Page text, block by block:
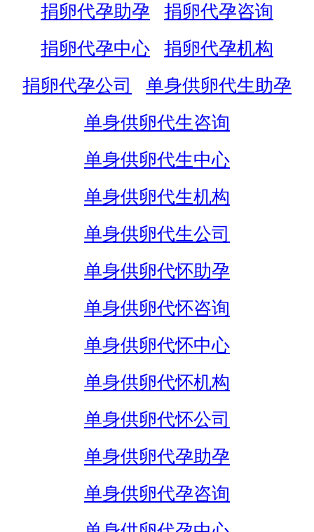
捐卵代孕助孕
捐卵代孕咨询
捐卵代孕中心
捐卵代孕机构
捐卵代孕公司
单身供卵代生助孕
单身供卵代生咨询
单身供卵代生中心
单身供卵代生机构
单身供卵代生公司
单身供卵代怀助孕
单身供卵代怀咨询
单身供卵代怀中心
单身供卵代怀机构
单身供卵代怀公司
单身供卵代孕助孕
单身供卵代孕咨询